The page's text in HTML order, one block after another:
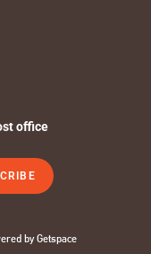
office
byGetspace